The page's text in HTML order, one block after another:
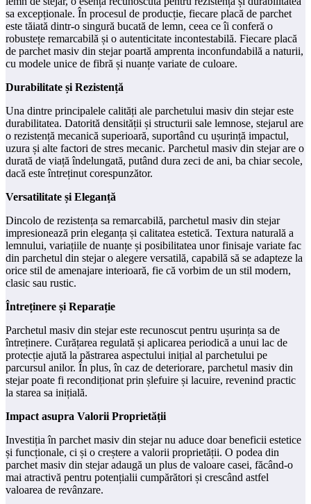
sa excepționale. În procesul de producție, fiecare placă de parchet
este tăiată dintr-o singură bucată de lemn, ceea ce îi conferă o
robustețe remarcabilă și o autenticitate incontestabilă. Fiecare placă
de parchet masiv din stejar poartă amprenta inconfundabilă a naturii,
cu modele unice de fibră și nuanțe variate de culoare.
Durabilitate și Rezistență
Una dintre principalele calități ale parchetului masiv din stejar este
durabilitatea. Datorită densității și structurii sale lemnose, stejarul are
o rezistență mecanică superioară, suportând cu ușurință impactul,
uzura și alte factori de stres mecanic. Parchetul masiv din stejar are o
durată de viață îndelungată, putând dura zeci de ani, ba chiar secole,
dacă este întreținut corespunzător.
Versatilitate și Eleganță
Dincolo de rezistența sa remarcabilă, parchetul masiv din stejar
impresionează prin eleganța și calitatea estetică. Textura naturală a
lemnului, variațiile de nuanțe și posibilitatea unor finisaje variate fac
din parchetul din stejar o alegere versatilă, capabilă să se adapteze la
orice stil de amenajare interioară, fie că vorbim de un stil modern,
clasic sau rustic.
Întreținere și Reparație
Parchetul masiv din stejar este recunoscut pentru ușurința sa de
întreținere. Curățarea regulată și aplicarea periodică a unui lac de
protecție ajută la păstrarea aspectului inițial al parchetului pe
parcursul anilor. În plus, în caz de deteriorare, parchetul masiv din
stejar poate fi recondiționat prin șlefuire și lacuire, revenind practic
la starea sa inițială.
Impact asupra Valorii Proprietății
Investiția în parchet masiv din stejar nu aduce doar beneficii estetice
și funcționale, ci și o creștere a valorii proprietății. O podea din
parchet masiv din stejar adaugă un plus de valoare casei, făcând-o
mai atractivă pentru potențialii cumpărători și crescând astfel
valoarea de revânzare.